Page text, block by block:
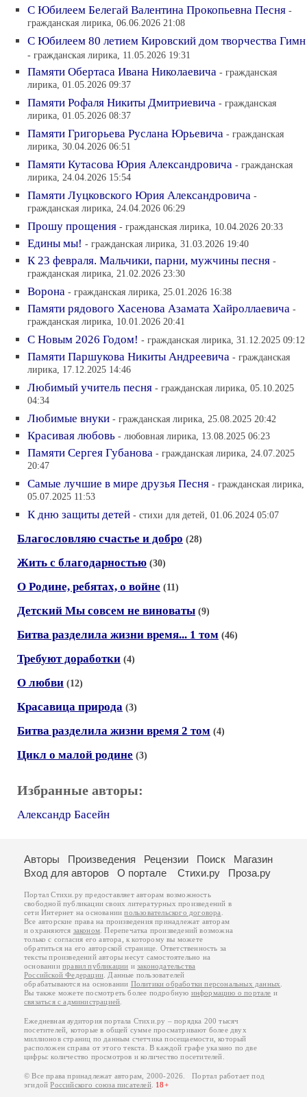
С Юбилеем Белегай Валентина Прокопьевна Песня -
гражданская лирика, 06.06.2026 21:08
С Юбилеем 80 летием Кировский дом творчества Гимн
- гражданская лирика, 11.05.2026 19:31
Памяти Обертаса Ивана Николаевича - гражданская
лирика, 01.05.2026 09:37
Памяти Рофаля Никиты Дмитриевича - гражданская
лирика, 01.05.2026 08:37
Памяти Григорьева Руслана Юрьевича - гражданская
лирика, 30.04.2026 06:51
Памяти Кутасова Юрия Александровича - гражданская
лирика, 24.04.2026 15:54
Памяти Луцковского Юрия Александровича -
гражданская лирика, 24.04.2026 06:29
Прошу прощения - гражданская лирика, 10.04.2026 20:33
Едины мы! - гражданская лирика, 31.03.2026 19:40
К 23 февраля. Мальчики, парни, мужчины песня -
гражданская лирика, 21.02.2026 23:30
Ворона - гражданская лирика, 25.01.2026 16:38
Памяти рядового Хасенова Азамата Хайроллаевича -
гражданская лирика, 10.01.2026 20:41
С Новым 2026 Годом! - гражданская лирика, 31.12.2025 09:12
Памяти Паршукова Никиты Андреевича - гражданская
лирика, 17.12.2025 14:46
Любимый учитель песня - гражданская лирика, 05.10.2025
04:34
Любимые внуки - гражданская лирика, 25.08.2025 20:42
Красивая любовь - любовная лирика, 13.08.2025 06:23
Памяти Сергея Губанова - гражданская лирика, 24.07.2025
20:47
Самые лучшие в мире друзья Песня - гражданская лирика,
05.07.2025 11:53
К дню защиты детей - стихи для детей, 01.06.2024 05:07
Благословляю счастье и добро (28)
Жить с благодарностью (30)
О Родине, ребятах, о войне (11)
Детский Мы совсем не виноваты (9)
Битва разделила жизни время... 1 том (46)
Требуют доработки (4)
О любви (12)
Красавица природа (3)
Битва разделила жизни время 2 том (4)
Цикл о малой родине (3)
Избранные авторы:
Александр Басейн
Авторы Произведения Рецензии Поиск
Магазин
Вход для авторов
О портале Стихи.ру Проза.ру
Портал Стихи.ру предоставляет авторам возможность
свободной публикации своих литературных произведений в
сети Интернет на основаниипользовательского договора
Все авторские права на произведения принадлежат авторам
и охраняются законом . Перепечатка произведений возможна
только с согласия его автора, к которому вы можете
обратиться на его авторской странице. Ответственность за
тексты произведений авторы несут самостоятельно на
основанииправил публикации изаконодательства
Российской Федерации . Данные пользователей
обрабатываются на основании Политики обработки персональных данных
Вы также можете посмотреть более подробную информацию о портале и
связаться с администрацией
Ежедневная аудитория портала Стихи.ру – порядка 200 тысяч
посетителей, которые в общей сумме просматривают более двух
миллионов страниц по данным счетчика посещаемости, который
расположен справа от этого текста. В каждой графе указано по две
цифры: количество просмотров и количество посетителей.
© Все права принадлежат авторам, 2000-2026. Портал работает под
эгидойРоссийского союза писателей. 18+